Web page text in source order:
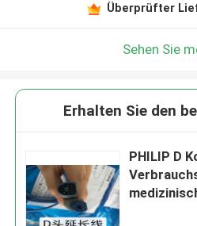
Überprüfter
Sehen Sie
Erhalten Sie den
PHILIP D